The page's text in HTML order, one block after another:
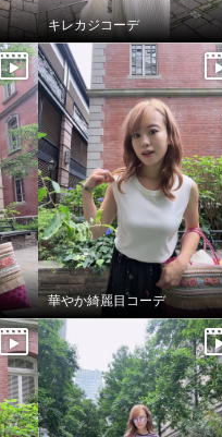
キレカジコーデ
華やか綺麗目コーデ